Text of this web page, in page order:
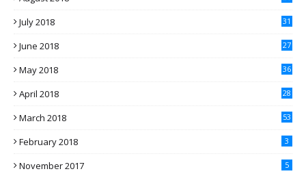
July 2018 31
June 2018 27
May 2018 36
April 2018 28
March 2018 53
February 2018 3
November 2017 5